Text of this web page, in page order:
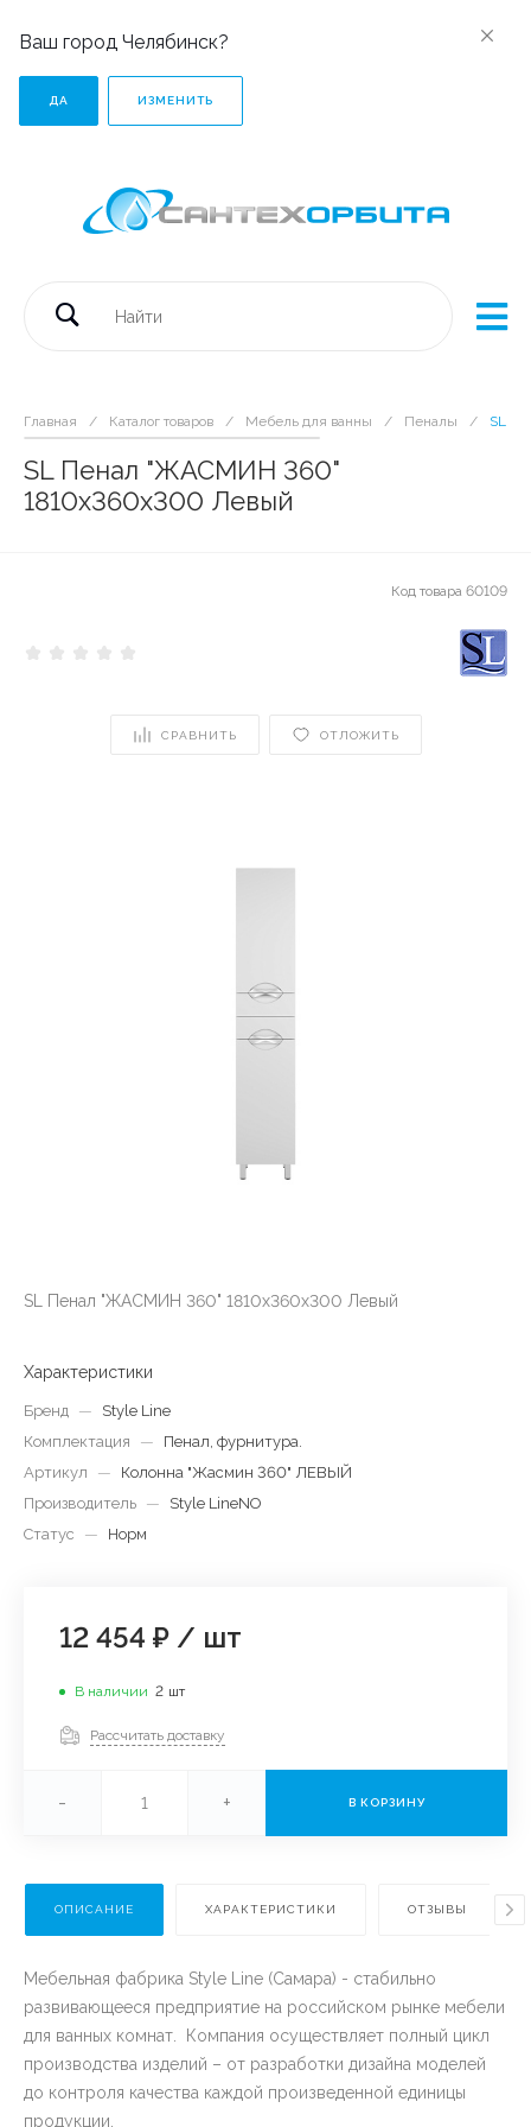
Ваш город Челябинск?
ДА ИЗМЕНИТЬ
Главная / Каталог товаров / Мебель для ванны / Пеналы / SL
SL Пенал "ЖАСМИН 360"
1810х360х300 Левый
Код товара 60109
СРАВНИТЬ ОТЛОЖИТЬ
SL Пенал "ЖАСМИН 360" 1810х360х300 Левый
Характеристики
Бренд —
Style Line
Комплектация
—
Пенал, фурнитура.
Артикул
—
Колонна "Жасмин 360" ЛЕВЫЙ
Производитель —
Style LineNO
Статус
— Норм
12 454 ₽ / шт
В наличии 2 шт
Рассчитать доставку
- + В КОРЗИНУ
ОПИСАНИЕ ХАРАКТЕРИСТИКИ ОТЗЫВЫ
Мебельная фабрика Style Line (Самара) - стабильно
развивающееся предприятие на российском рынке мебели
для ванных комнат. Компания осуществляет полный цикл
производства изделий – от разработки дизайна моделей
до контроля качества каждой произведенной единицы
продукции.